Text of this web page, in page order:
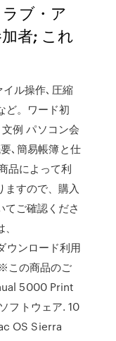
ブ・ア
者; これ
イル操作､圧縮
ど。ワード初
例 パソコン会
､簡易帳簿と仕
品によって利
ますので、購入
ご確認くださ
ウンロード利用
この商品のご
5000 Print
フトウェア. 10
OS Sierra